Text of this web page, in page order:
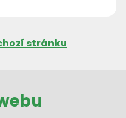
stránku